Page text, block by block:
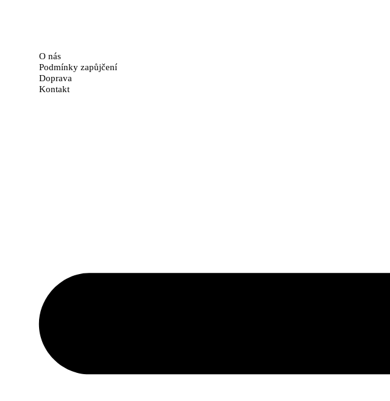
O nás
Podmínky zapůjčení
Doprava
Kontakt